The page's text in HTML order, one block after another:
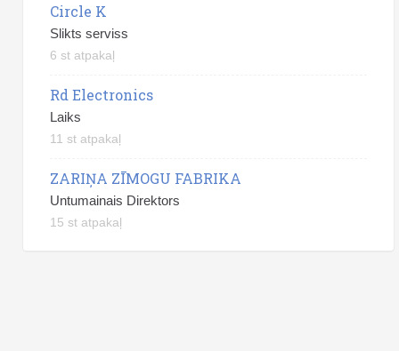
Circle K
Slikts serviss
6 st atpakaļ
Rd Electronics
Laiks
11 st atpakaļ
ZARIŅA ZĪMOGU FABRIKA
Untumainais Direktors
15 st atpakaļ